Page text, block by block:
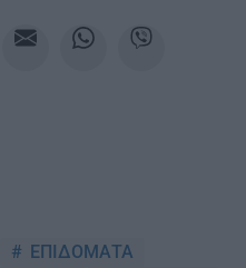
ΕΠΙΔΟΜΑΤΑ